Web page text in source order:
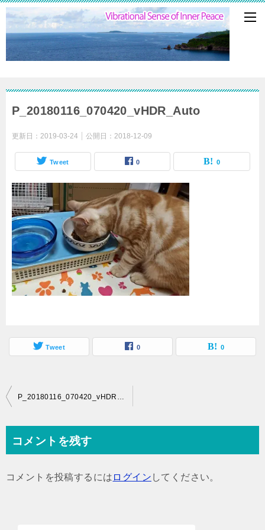
P_20180116_070420_vHDR_Auto
更新日： 2019-03-24 公開日： 2018-12-09
Tweet 0 0
Tweet 0 0
投
ビ
コメントを残す
コメントを投稿するには ログイン してください。